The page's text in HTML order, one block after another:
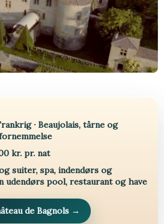
· Beaujolais, tårne og
kr. pr. nat
suiter, spa, indendørs og
udendørs pool, restaurant og have
de Bagnols →